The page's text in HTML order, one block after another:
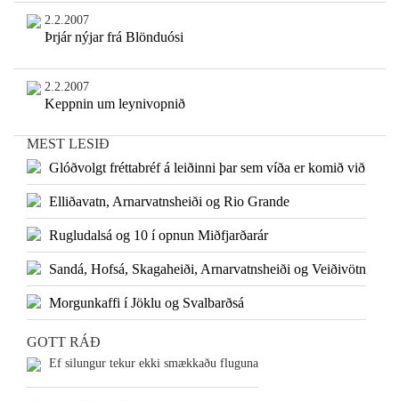
2.2.2007
Þrjár nýjar frá Blönduósi
2.2.2007
Keppnin um leynivopnið
MEST LESIÐ
Glóðvolgt fréttabréf á leiðinni þar sem víða er komið við
Elliðavatn, Arnarvatnsheiði og Rio Grande
Rugludalsá og 10 í opnun Miðfjarðarár
Sandá, Hofsá, Skagaheiði, Arnarvatnsheiði og Veiðivötn
Morgunkaffi í Jöklu og Svalbarðsá
GOTT RÁÐ
Ef silungur tekur ekki smækkaðu fluguna